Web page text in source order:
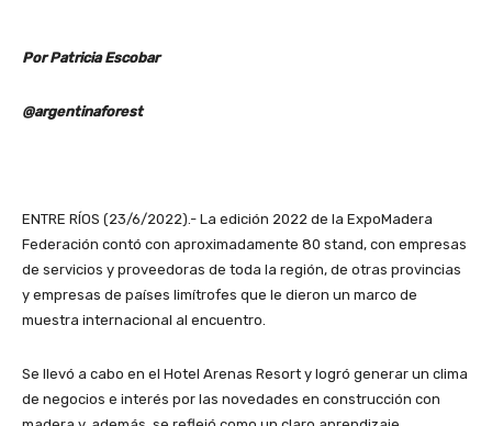
Por Patricia Escobar
@argentinaforest
ENTRE RÍOS (23/6/2022).- La edición 2022 de la ExpoMadera
Federación contó con aproximadamente 80 stand, con empresas
de servicios y proveedoras de toda la región, de otras provincias
y empresas de países limítrofes que le dieron un marco de
muestra internacional al encuentro.
Se llevó a cabo en el Hotel Arenas Resort y logró generar un clima
de negocios e interés por las novedades en construcción con